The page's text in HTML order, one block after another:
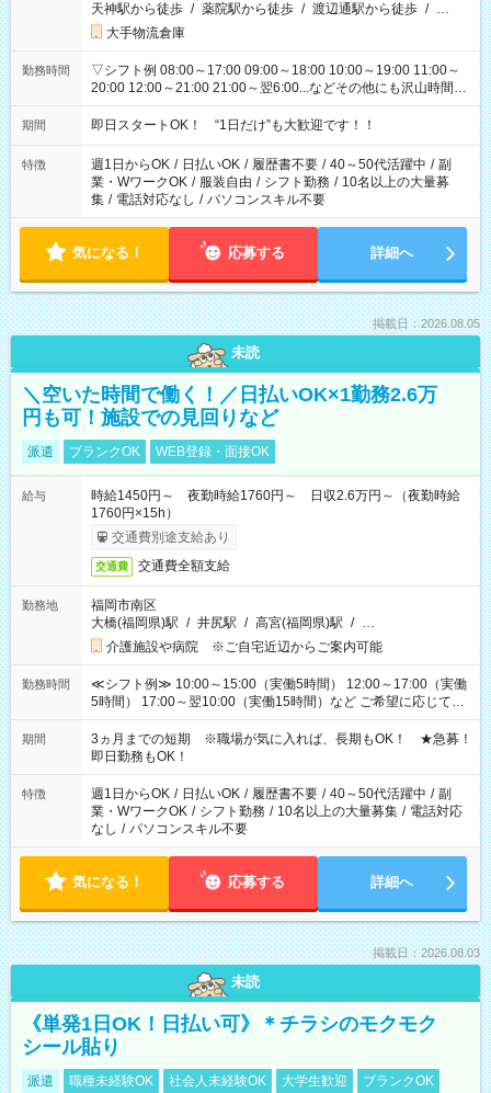
天神駅から徒歩 / 薬院駅から徒歩 / 渡辺通駅から徒歩 / …
大手物流倉庫
勤務時間
▽シフト例 08:00～17:00 09:00～18:00 10:00～19:00 11:00～
20:00 12:00～21:00 21:00～翌6:00...などその他にも沢山時間が
ございます！ 基本は実働8時間（休憩1時間）がメインですが、
他にもご希望があればご相談ください！
期間 即日スタートOK！ “1日だけ”も大歓迎です！！
特徴 週1日からOK / 日払いOK / 履歴書不要 / 40～50代活躍中 / 副
業・WワークOK / 服装自由 / シフト勤務 / 10名以上の大量募
集 / 電話対応なし / パソコンスキル不要
気になる！ 応募する 詳細へ
掲載日：2026.08.05
未読
＼空いた時間で働く！／日払いOK×1勤務2.6万
円も可！施設での見回りなど
派遣 ブランクOK WEB登録・面接OK
給与
時給1450円～ 夜勤時給1760円～ 日収2.6万円～（夜勤時給
1760円×15h）
交通費別途支給あり
交通費 交通費全額支給
勤務地
福岡市南区
大橋(福岡県)駅 / 井尻駅 / 高宮(福岡県)駅 / …
介護施設や病院 ※ご自宅近辺からご案内可能
勤務時間
≪シフト例≫ 10:00～15:00（実働5時間） 12:00～17:00（実働
5時間） 17:00～翌10:00（実働15時間）など ご希望に応じて、
働く時間は調整できます！ お気軽に担当へ相談ください！
期間
3ヵ月までの短期 ※職場が気に入れば、長期もOK！ ★急募！
即日勤務もOK！
特徴 週1日からOK / 日払いOK / 履歴書不要 / 40～50代活躍中 / 副
業・WワークOK / シフト勤務 / 10名以上の大量募集 / 電話対応
なし / パソコンスキル不要
気になる！ 応募する 詳細へ
掲載日：2026.08.03
未読
《単発1日OK！日払い可》＊チラシのモクモク
シール貼り
派遣 職種未経験OK 社会人未経験OK 大学生歓迎 ブランクOK